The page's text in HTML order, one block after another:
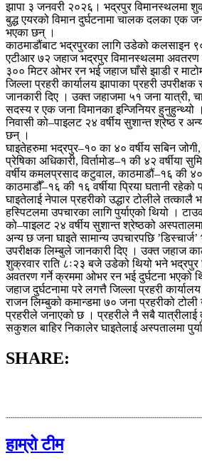
झापा ३ जनवरी २०२६। भद्रपुर विमानस्थलमा
बुद्ध एयरको विमान दुर्घटनामा चालक दलका एक
भएका छन् ।
काठमाडौंबाट भद्रपुरका लागि उडेको कलसाइन
एटीआर ७२ जहाज भद्रपुर विमानस्थलमा अवतरण
३०० मिटर ओभर रन भई जहाज घाँसे झाडी र
जिल्ला प्रहरी कार्यालय झापाका प्रहरी
जानकारी दिए । उक्त जहाजमा ५१ जना यात्री,
सदस्य र एक जना विमानका इन्जिनियर हुनुहुन्थ्यो
निवासी को–पाइलट २४ वर्षीय सुशान्त श्रेष्ठ र
छन् ।
घाइतेहरुमा भद्रपुर–१० का ४० वर्षीय सबिन जोगी,
प्रेषिका अधिकारी, विर्तामोड–१ की ४२ वर्षीया
वर्षीय कमलप्रसाद कटुवाल, काठमाडौं–१६ की ४०
काठमाडौँ–१६ की १६ वर्षीया प्रिया घतानी
घाइतेलाई नेपाल प्रहरीको उद्धार टोलीले तत्कालै
हस्पिटलमा उपचारका लागि पुर्याएको थियो ।
को–पाइलट २४ वर्षीय सुशान्त श्रेष्ठको
अन्य छ जना घाइते सामान्य उपचारपछि
उपरीक्षक लिम्बुले जानकारी दिए । उक्त जहाज
शुक्रवार राति ८ः२३ बजे उडेको थियो भने
अवतरण गर्ने क्रममा ओभर रन भई दुर्घटना भएको
जहाज दुर्घटनामा परे लगत्तै जिल्ला प्रहरी
राजन लिम्बुको कमान्डमा ७० जना प्रहरीको टोली
प्रहरीले जनाएको छ । प्रहरीले नै सबै यात्रीलाई
सकुशल बाहिर निकालेर घाइतेलाई अस्पतालमा
SHARE:
हाम्रो टीम